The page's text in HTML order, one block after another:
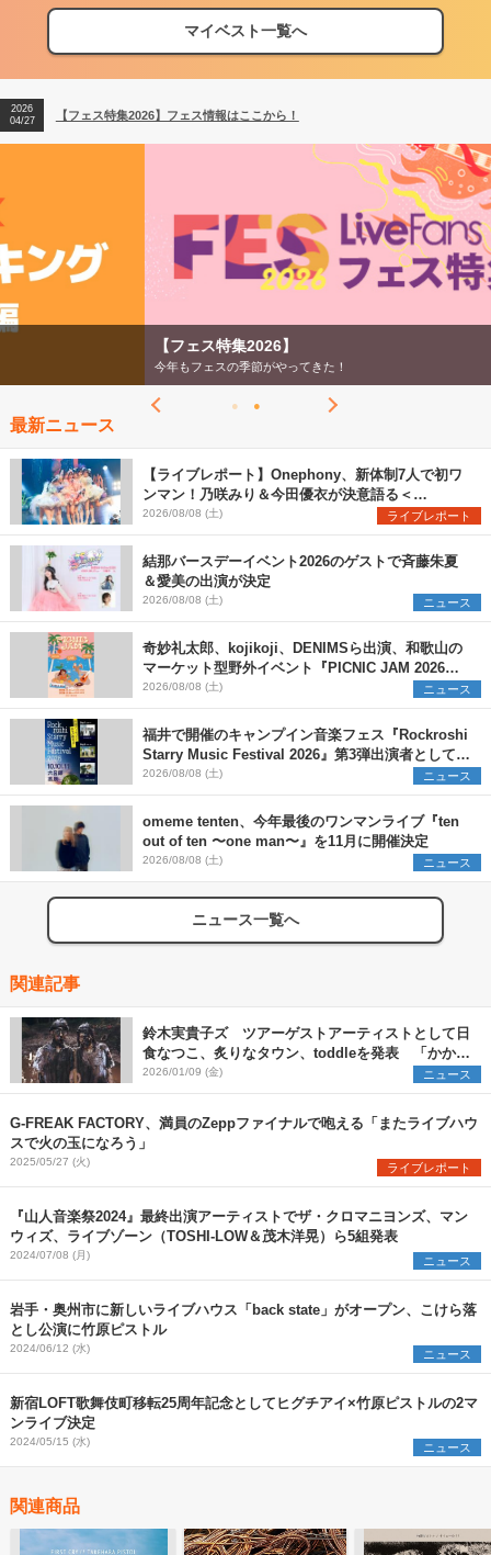
マイベスト一覧へ
【フェス特集2026】フェス情報はここから！
【ライブ動員ランキング】2026年上半期編発表！
2026
04/27
【フェス特集2026】フェス情報はここから！
2026
【ライブ動員ランキング】2026年上半期編発表！
今年もフェスの季節がやってきた！
最新ニュース
【ライブレポート】Onephony、新体制7人で初ワ
ンマン！乃咲みり＆今田優衣が決意語る＜
Onephony新体制1st Oneman Live はじまりの夏
＞
2026/08/08 (土) ライブレポート
結那バースデーイベント2026のゲストで斉藤朱夏
＆愛美の出演が決定
2026/08/08 (土) ニュース
奇妙礼太郎、kojikoji、DENIMSら出演、和歌山の
マーケット型野外イベント『PICNIC JAM 2026』
早割チケット発売開始
2026/08/08 (土) ニュース
福井で開催のキャンプイン音楽フェス『Rockroshi
Starry Music Festival 2026』第3弾出演者として
SCOOBIE DO、かりゆし58、Reiを発表
2026/08/08 (土) ニュース
omeme tenten、今年最後のワンマンライブ『ten
out of ten 〜one man〜』を11月に開催決定
2026/08/08 (土) ニュース
ニュース一覧へ
関連記事
鈴木実貴子ズ ツアーゲストアーティストとして日
食なつこ、炙りなタウン、toddleを発表 「かかっ
てこいよバッドエンド」のライブ映像も公開に
2026/01/09 (金) ニュース
G-FREAK FACTORY、満員のZeppファイナルで咆える「またライブハウ
スで火の玉になろう」
2025/05/27 (火) ライブレポート
『山人音楽祭2024』最終出演アーティストでザ・クロマニヨンズ、マン
ウィズ、ライブゾーン（TOSHI-LOW＆茂木洋晃）ら5組発表
2024/07/08 (月) ニュース
岩手・奥州市に新しいライブハウス「back state」がオープン、こけら落
とし公演に竹原ピストル
2024/06/12 (水) ニュース
新宿LOFT歌舞伎町移転25周年記念としてヒグチアイ×竹原ピストルの2マ
ンライブ決定
2024/05/15 (水) ニュース
関連商品